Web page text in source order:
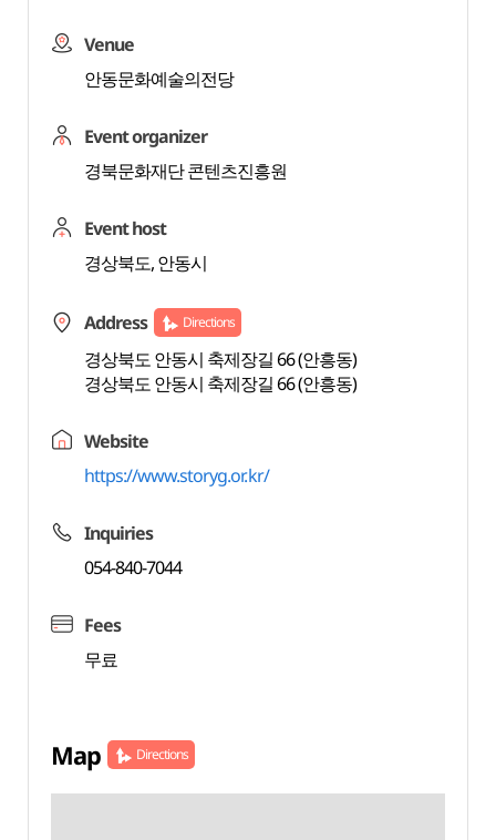
Venue
안동문화예술의전당
Event organizer
경북문화재단 콘텐츠진흥원
Event host
경상북도, 안동시
Address Directions
경상북도 안동시 축제장길 66 (안흥동)
경상북도 안동시 축제장길 66 (안흥동)
Website
https://www.storyg.or.kr/
Inquiries
054-840-7044
Fees
무료
Map Directions